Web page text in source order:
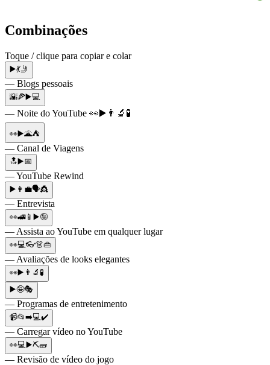
Combinações
Toque / clique para copiar e colar
▶️💃🤳
— Blogs pessoais
🌇🍕▶️💻
— Noite do YouTube 👀▶️👨‍🔬🧪
👀▶️🌋⛺
— Canal de Viagens
🔝▶️📅
— YouTube Rewind
▶️👩‍💼🗣👸
— Entrevista
👀🚄📱▶️🤪
— Assista ao YouTube em qualquer lugar
👀💻👓👗👜
— Avaliações de looks elegantes
👀▶️👨‍🔬🧪
▶️🤪🎭
— Programas de entretenimento
📹📂➡️💻✔️
— Carregar vídeo no YouTube
👀💻▶️⛏🧱
— Revisão de vídeo do jogo